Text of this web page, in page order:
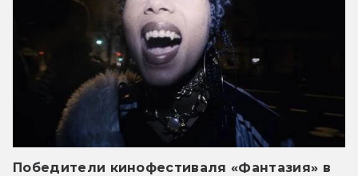
Победители кинофестиваля «Фантазия» в